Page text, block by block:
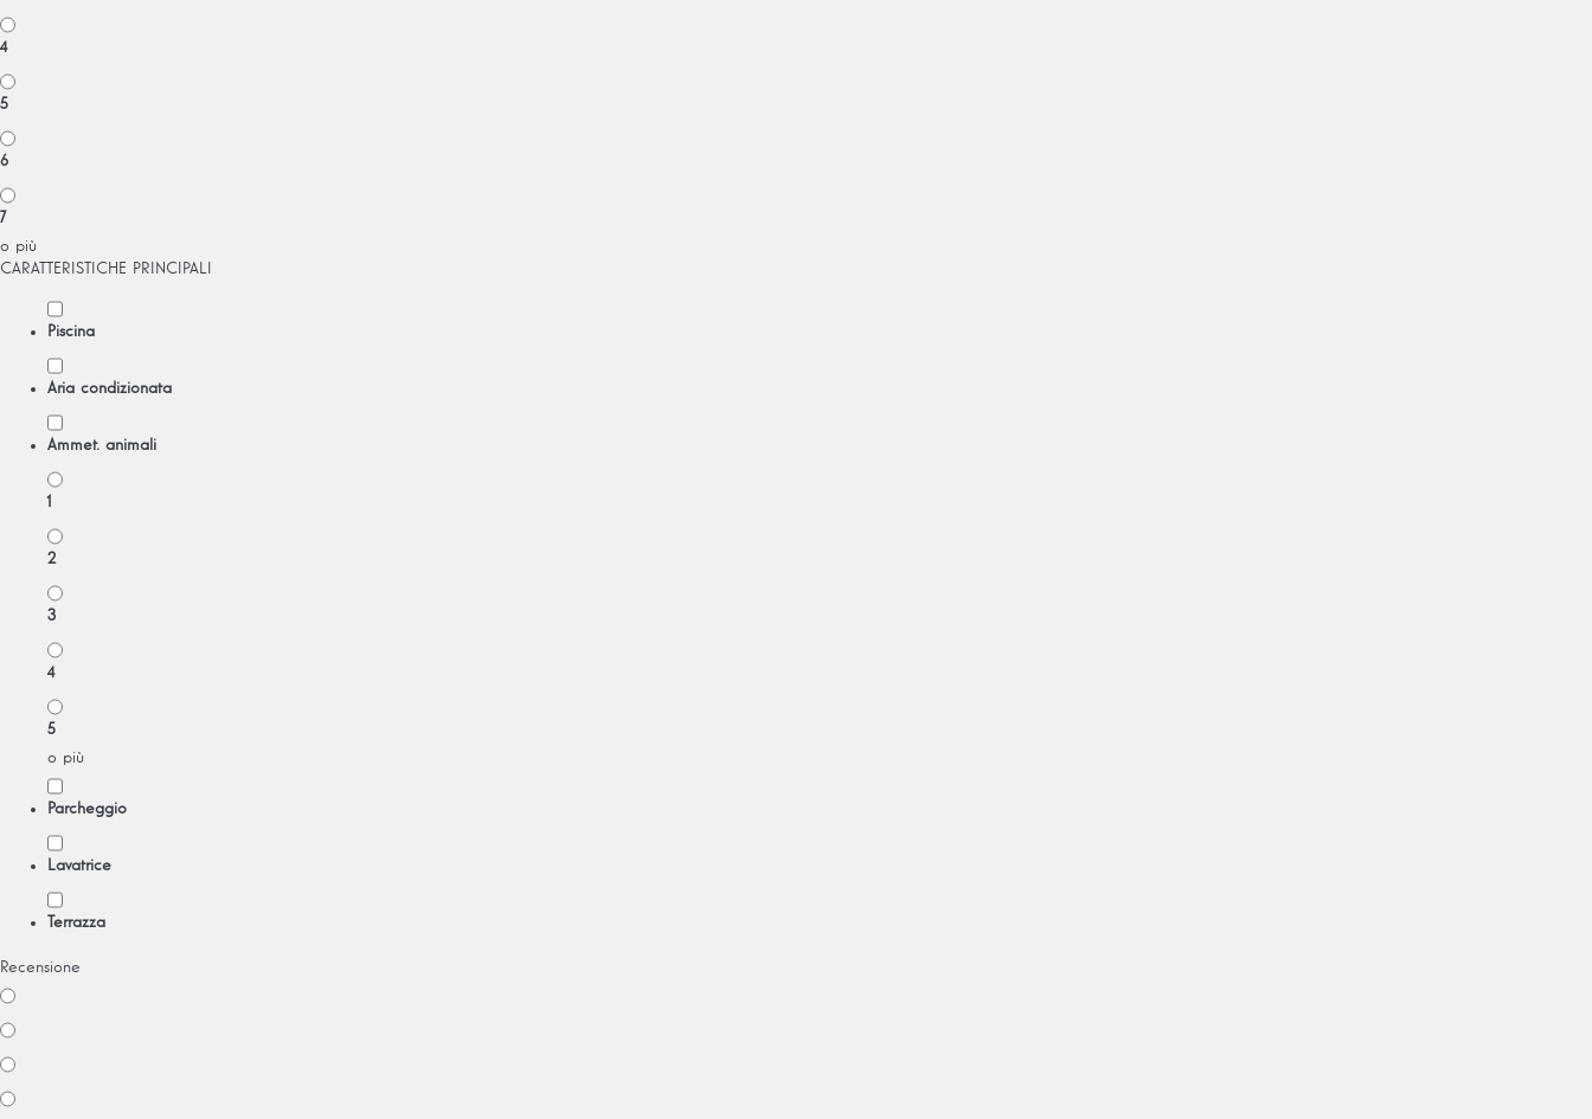
4
5
6
7
o più
CARATTERISTICHE PRINCIPALI
Piscina
Aria condizionata
Ammet. animali
1
2
3
4
5
o più
Parcheggio
Lavatrice
Terrazza
Recensione